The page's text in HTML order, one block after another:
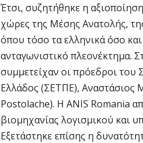
Έτσι, συζητήθηκε η
χώρες της Μέσης Ανατολής,
όπου τόσο τα ελληνικά όσο
ανταγωνιστικό πλεονέκτημα.
συμμετείχαν οι πρόεδροι
Ελλάδος (ΣΕΤΠΕ), Αναστάσιος
Postolache). Η ANIS Romania
βιομηχανίας λογισμικού και
Εξετάστηκε επίσης η